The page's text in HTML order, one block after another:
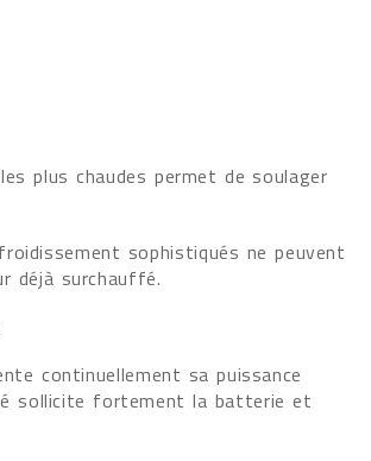
plus chaudes permet de soulager
sophistiqués ne peuvent
déjà surchauffé.
continuellement sa puissance
sollicite fortement la batterie et